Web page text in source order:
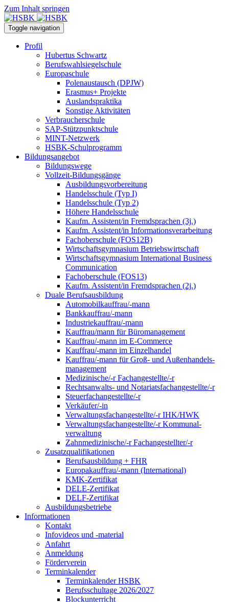
Zum Inhalt springen
Toggle navigation
Profil
Hubertus Schwartz
Berufswahlsiegelschule
Europaschule
Polenaustausch (DPJW)
Erasmus+ Projekte
Auslandspraktika
Sonstige Aktivitäten
Verbraucherschule
SAP-Stützpunktschule
MINT-Netzwerk
HSBK-Schulprogramm
Bildungsangebot
Bildungswege
Vollzeit-Bildungsgänge
Ausbildungsvorbereitung
Handelsschule (Typ I)
Handelsschule (Typ 2)
Höhere Handelsschule
Kaufm. Assistent/in­ Fremdsprachen (3j.)
Kaufm. Assistent/in Informationsverarbeitung
Fachoberschule (FOS12B)
Wirtschaftsgymnasium Betriebswirtschaft
Wirtschaftsgymnasium International Business
Communication
Fachoberschule (FOS13)
Kaufm. Assistent/in Fremdsprachen (2j.)
Duale Berufsausbildung
Automobilkauffrau/-mann
Bankkauffrau/-mann
Industriekauffrau/-mann
Kauffrau/mann für Büromanagement
Kauffrau/-mann im E-Commerce
Kauffrau/-mann im Einzelhandel
Kauffrau/-mann für Groß- und Außen­handels­
manage­ment
Medizinische/-r Fachangestellte/-r
Rechtsanwalts- und Notariatsfachangestellte/-r
Steuerfachangestellte/-r
Verkäufer/-in
Verwaltungs­fach­angestellte/-r IHK/HWK
Verwaltungsfach­angestellte/-r Kommunal­
verwaltung
Zahnmedizinische/-r Fachangestellter/-r
Zusatzqualifikationen
Berufsausbildung + FHR
Europakauffrau/-mann (International)
KMK-Zertifikat
DELE-Zertifikat
DELF-Zertifikat
Ausbildungsbetriebe
Informationen
Kontakt
Infovideos und -material
Anfahrt
Anmeldung
Förderverein
Terminkalender
Terminkalender HSBK
Berufsschultage 2026/2027
Blockunterricht